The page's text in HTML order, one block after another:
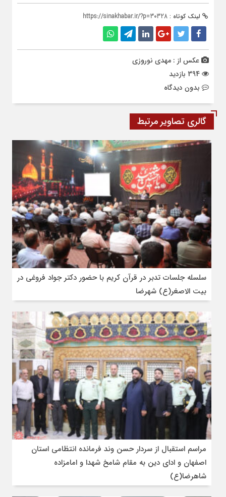
لینک کوتاه : https://sinakhabar.ir/?p=30328
عکس از : مهدی نوروزی
بدون دیدگاه
گالری تصاویر مرتبط
سلسله جلسات تدبر در قرآن کریم با حضور دکتر جواد فروغی در
بیت الاصغر(ع) شهرضا
مراسم استقبال از سردار حسن وند فرمانده انتظامی استان
اصفهان و ادای دین به مقام شامخ شهدا و امامزاده
شاهرضا(ع)